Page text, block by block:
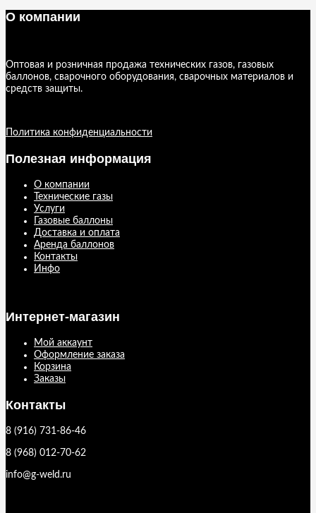
О компании
Оптовая и розничная продажа технических газов, газовых
баллонов, сварочного оборудования, сварочных материалов и
средств защиты.
Политика конфиденциальности
Полезная информация
О компании
Технические газы
Услуги
Газовые баллоны
Доставка и оплата
Аренда баллонов
Контакты
Инфо
Интернет-магазин
Мой аккаунт
Оформление заказа
Корзина
Заказы
Контакты
8 (916) 731-86-46
8 (968) 012-70-62
info@g-weld.ru